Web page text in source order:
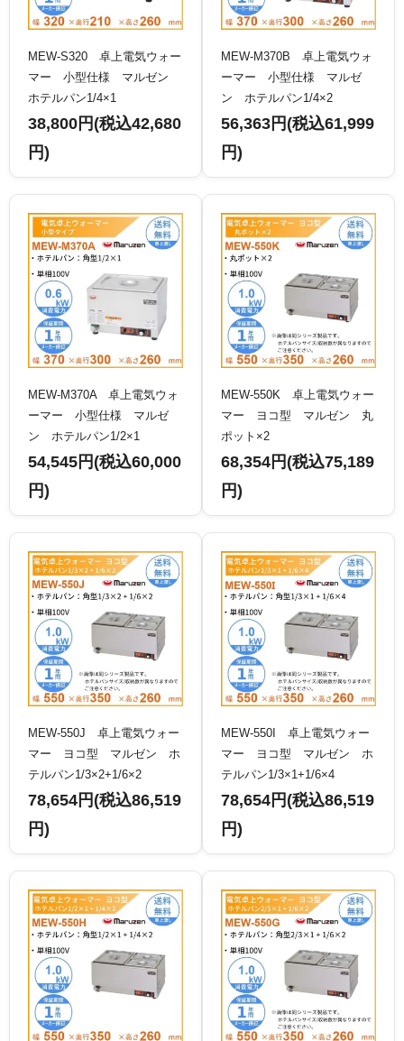
MEW-S320 卓上電気ウォー
マー 小型仕様 マルゼン
ホテルパン1/4×1
38,800円(税込42,680
円)
MEW-M370B 卓上電気ウォ
ーマー 小型仕様 マルゼ
ン ホテルパン1/4×2
56,363円(税込61,999
円)
MEW-M370A 卓上電気ウォ
ーマー 小型仕様 マルゼ
ン ホテルパン1/2×1
54,545円(税込60,000
円)
MEW-550K 卓上電気ウォー
マー ヨコ型 マルゼン 丸
ポット×2
68,354円(税込75,189
円)
MEW-550J 卓上電気ウォー
マー ヨコ型 マルゼン ホ
テルパン1/3×2+1/6×2
78,654円(税込86,519
円)
MEW-550I 卓上電気ウォー
マー ヨコ型 マルゼン ホ
テルパン1/3×1+1/6×4
78,654円(税込86,519
円)